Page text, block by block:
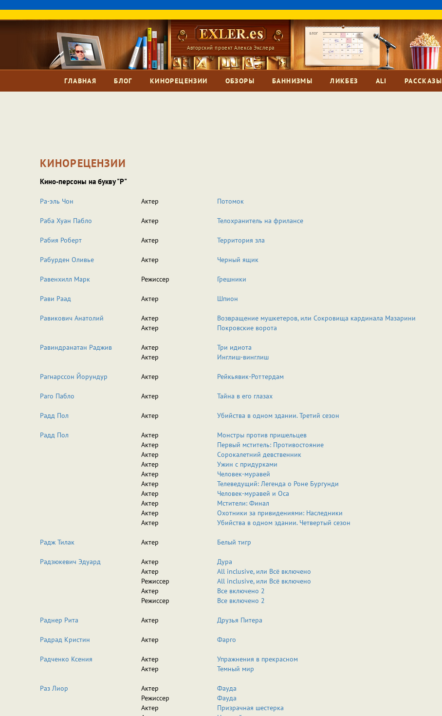
Авторский проект Алекса Экслера
ГЛАВНАЯ БЛОГ КИНОРЕЦЕНЗИИ ОБЗОРЫ БАННИЗМЫ ЛИКБЕЗ ALI РАССКАЗЫ
КИНОРЕЦЕНЗИИ
Кино-персоны на букву "Р"
Ра-эль Чон Актер Потомок
Раба Хуан Пабло Актер Телохранитель на фрилансе
Рабия Роберт Актер Территория зла
Рабурден Оливье Актер Черный ящик
Равенхилл Марк Режиссер Грешники
Рави Раад Актер Шпион
Равикович Анатолий Актер
Возвращение мушкетеров, или Сокровища кардинала Мазарини
Актер
Покровские ворота
Равиндранатан Раджив Актер
Три идиота
Актер
Инглиш-винглиш
Рагнарссон Йорундур Актер Рейкьявик-Роттердам
Раго Пабло Актер Тайна в его глазах
Радд Пол Актер Убийства в одном здании. Третий сезон
Радд Пол Актер
Монстры против пришельцев
Актер
Первый мститель: Противостояние
Актер
Сорокалетний девственник
Актер
Ужин с придурками
Актер
Человек-муравей
Актер
Телеведущий: Легенда о Роне Бургунди
Актер
Человек-муравей и Оса
Актер
Мстители: Финал
Актер
Охотники за привидениями: Наследники
Актер
Убийства в одном здании. Четвертый сезон
Радж Тилак Актер Белый тигр
Радзюкевич Эдуард Актер
Дура
Актер
All inclusive, или Всё включено
Режиссер
All inclusive, или Всё включено
Актер
Все включено 2
Режиссер
Все включено 2
Раднер Рита Актер Друзья Питера
Радрад Кристин Актер Фарго
Радченко Ксения Актер
Упражнения в прекрасном
Актер
Темный мир
Раз Лиор Актер
Фауда
Режиссер
Фауда
Актер
Призрачная шестерка